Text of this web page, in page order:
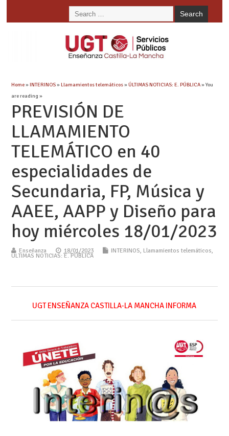
Home»INTERINOS»Llamamientos telemáticos»ÚLTIMAS NOTICIAS: E. PÚBLICA» You
are reading »
PREVISIÓN DE
LLAMAMIENTO
TELEMÁTICO en 40
especialidades de
Secundaria, FP, Música y
AAEE, AAPP y Diseño para
hoy miércoles 18/01/2023
Enseñanza 18/01/2023 INTERINOS, Llamamientos telemáticos,
ÚLTIMAS NOTICIAS: E. PÚBLICA
UGT ENSEÑANZA CASTILLA-LA MANCHA INFORMA